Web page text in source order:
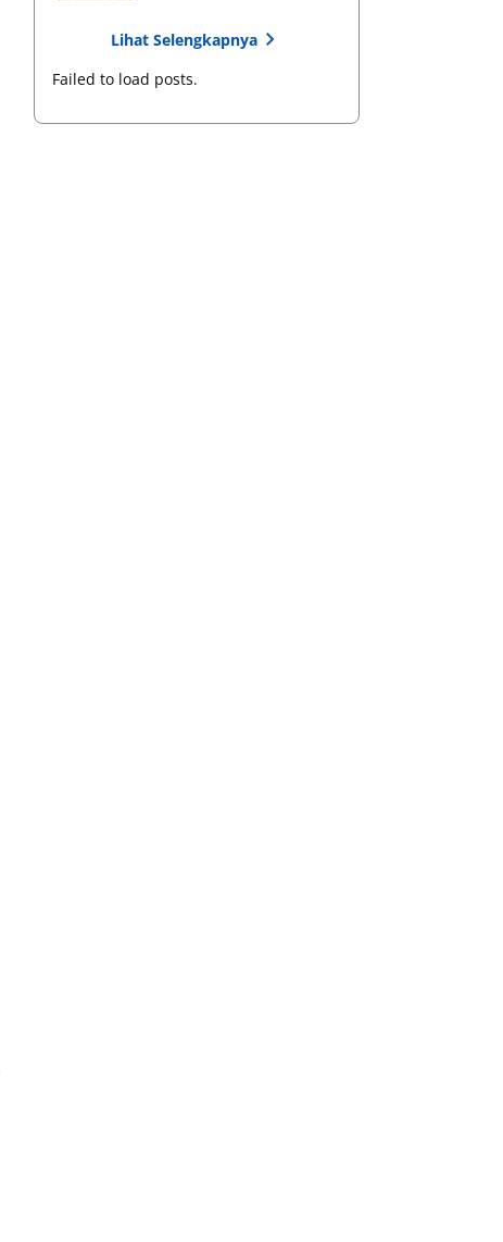
Lihat Selengkapnya
Failed to load posts.